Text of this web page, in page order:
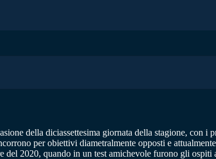
della diciassettesima giornata della stagione, con
per obiettivi diametralmente opposti e
2020, quando in un test amichevole furono gli ospiti